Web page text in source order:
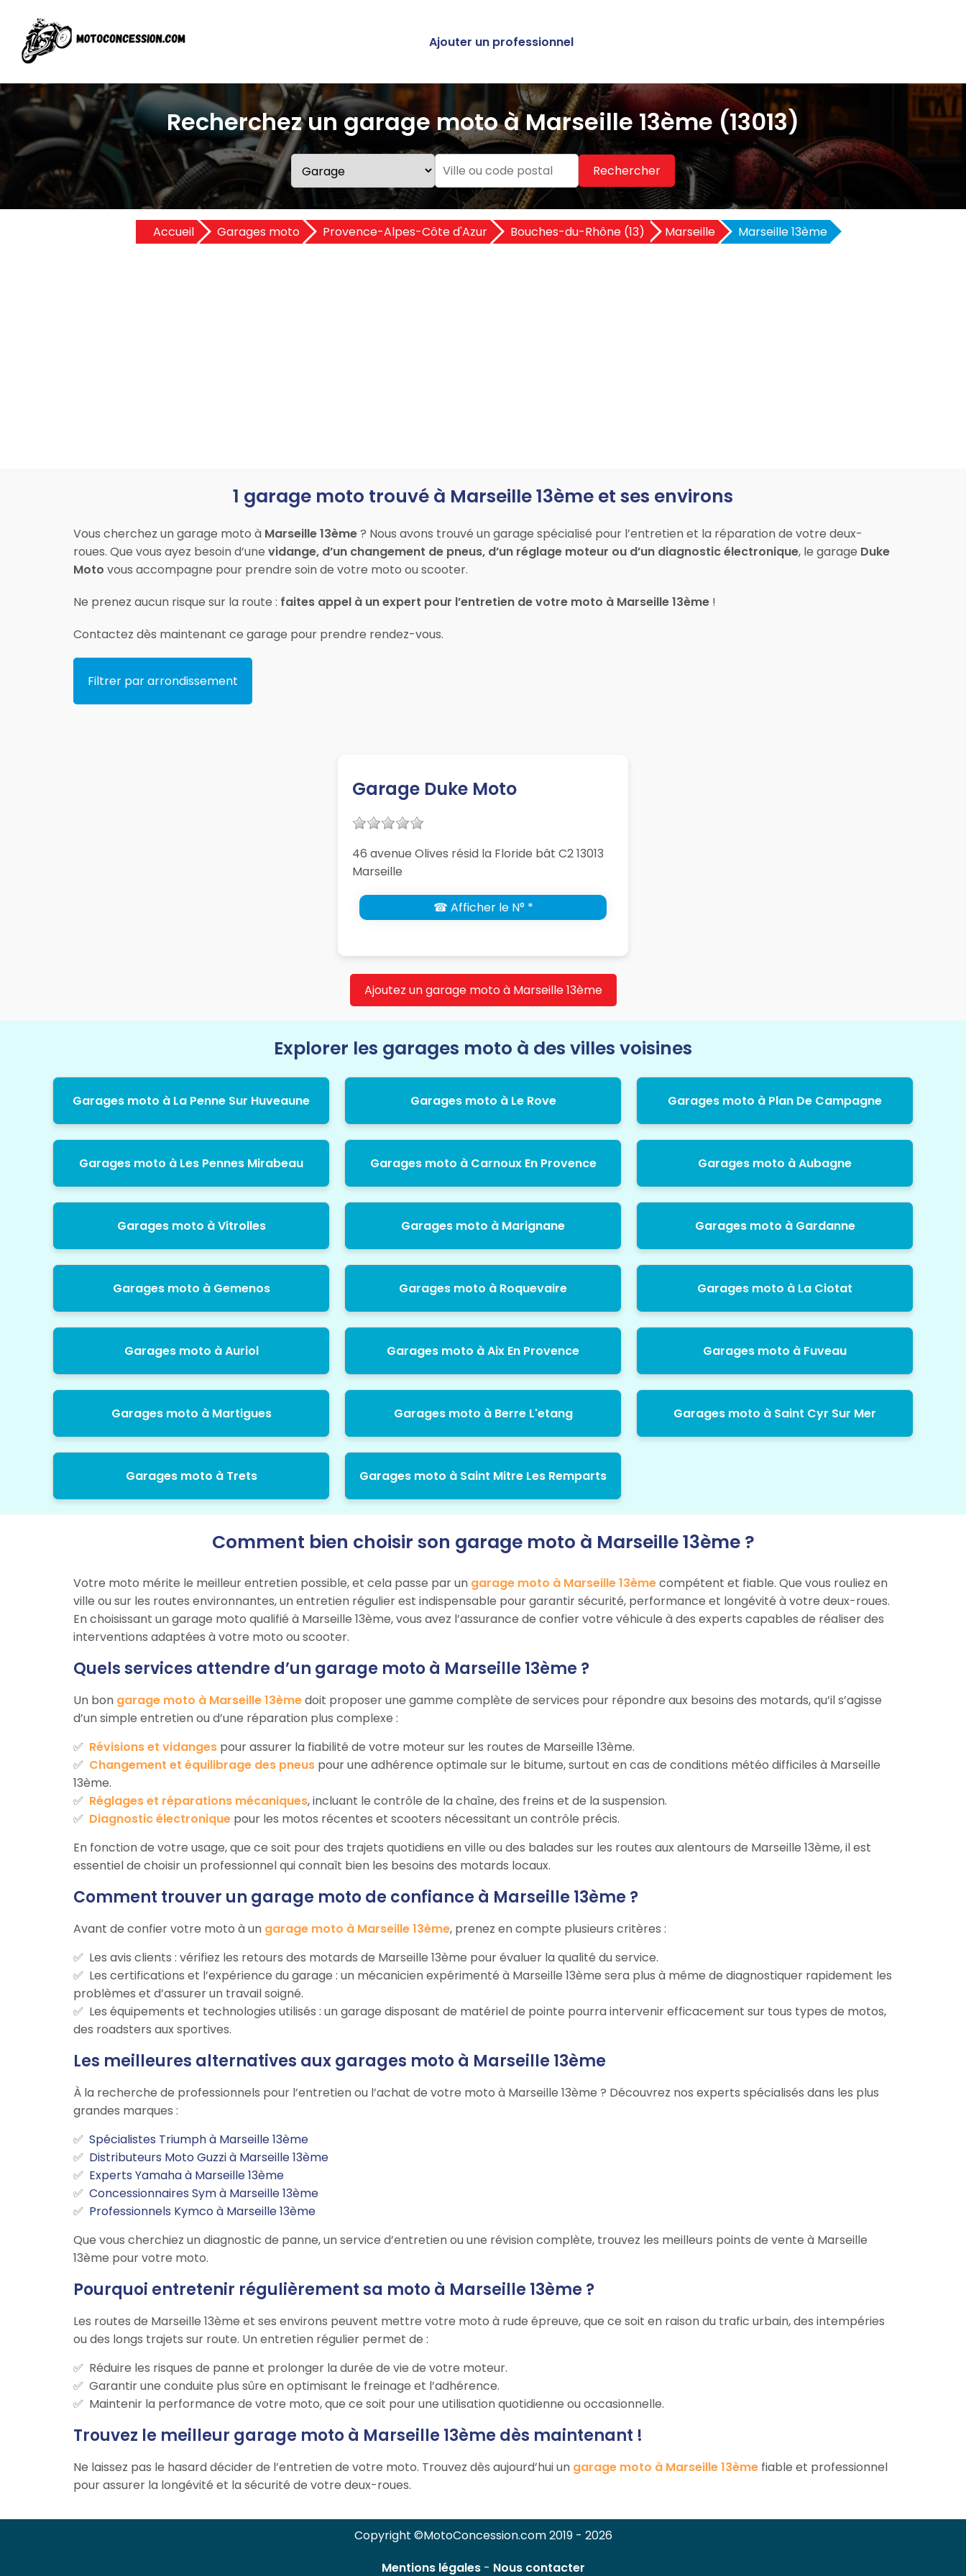
Ajouter un professionnel
Recherchez un garage moto à Marseille 13ème (13013)
Rechercher
Accueil Garages moto Provence-Alpes-Côte d'Azur Bouches-du-Rhône (13) Marseille Marseille 13ème
1 garage moto trouvé à Marseille 13ème et ses environs
Vous cherchez un garage moto à Marseille 13ème? Nous avons trouvé un garage spécialisé pour l’entretien et la réparation de votre deux-
roues. Que vous ayez besoin d’une vidange, d’un changement de pneus, d’un réglage moteur ou d’un diagnostic électronique, le garage Duke
Moto vous accompagne pour prendre soin de votre moto ou scooter.
Ne prenez aucun risque sur la route : faites appel à un expert pour l’entretien de votre moto à Marseille 13ème !
Contactez dès maintenant ce garage pour prendre rendez-vous.
Filtrer par arrondissement
Garage Duke Moto
46 avenue Olives résid la Floride bât C2 13013
Marseille
☎ Afficher le N° *
Ajoutez un garage moto à Marseille 13ème
Explorer les garages moto à des villes voisines
Garages moto à La Penne Sur Huveaune Garages moto à Le Rove Garages moto à Plan De Campagne
Garages moto à Les Pennes Mirabeau Garages moto à Carnoux En Provence Garages moto à Aubagne
Garages moto à Vitrolles Garages moto à Marignane Garages moto à Gardanne
Garages moto à Gemenos Garages moto à Roquevaire Garages moto à La Ciotat
Garages moto à Auriol Garages moto à Aix En Provence Garages moto à Fuveau
Garages moto à Martigues Garages moto à Berre L'etang Garages moto à Saint Cyr Sur Mer
Garages moto à Trets Garages moto à Saint Mitre Les Remparts
Comment bien choisir son garage moto à Marseille 13ème ?
Votre moto mérite le meilleur entretien possible, et cela passe par un garage moto à Marseille 13èmecompétent et fiable. Que vous rouliez en
ville ou sur les routes environnantes, un entretien régulier est indispensable pour garantir sécurité, performance et longévité à votre deux-roues.
En choisissant un garage moto qualifié à Marseille 13ème, vous avez l’assurance de confier votre véhicule à des experts capables de réaliser des
interventions adaptées à votre moto ou scooter.
Quels services attendre d’un garage moto à Marseille 13ème ?
Un bon garage moto à Marseille 13èmedoit proposer une gamme complète de services pour répondre aux besoins des motards, qu’il s’agisse
d’un simple entretien ou d’une réparation plus complexe :
Révisions et vidanges pour assurer la fiabilité de votre moteur sur les routes de Marseille 13ème.
Changement et équilibrage des pneus pour une adhérence optimale sur le bitume, surtout en cas de conditions météo difficiles à Marseille
13ème.
Réglages et réparations mécaniques, incluant le contrôle de la chaîne, des freins et de la suspension.
Diagnostic électronique pour les motos récentes et scooters nécessitant un contrôle précis.
En fonction de votre usage, que ce soit pour des trajets quotidiens en ville ou des balades sur les routes aux alentours de Marseille 13ème, il est
essentiel de choisir un professionnel qui connaît bien les besoins des motards locaux.
Comment trouver un garage moto de confiance à Marseille 13ème ?
Avant de confier votre moto à un garage moto à Marseille 13ème, prenez en compte plusieurs critères :
Les avis clients : vérifiez les retours des motards de Marseille 13ème pour évaluer la qualité du service.
Les certifications et l’expérience du garage : un mécanicien expérimenté à Marseille 13ème sera plus à même de diagnostiquer rapidement les
problèmes et d’assurer un travail soigné.
Les équipements et technologies utilisés : un garage disposant de matériel de pointe pourra intervenir efficacement sur tous types de motos,
des roadsters aux sportives.
Les meilleures alternatives aux garages moto à Marseille 13ème
À la recherche de professionnels pour l’entretien ou l’achat de votre moto à Marseille 13ème ? Découvrez nos experts spécialisés dans les plus
grandes marques :
Spécialistes Triumph à Marseille 13ème
Distributeurs Moto Guzzi à Marseille 13ème
Experts Yamaha à Marseille 13ème
Concessionnaires Sym à Marseille 13ème
Professionnels Kymco à Marseille 13ème
Que vous cherchiez un diagnostic de panne, un service d’entretien ou une révision complète, trouvez les meilleurs points de vente à Marseille
13ème pour votre moto.
Pourquoi entretenir régulièrement sa moto à Marseille 13ème ?
Les routes de Marseille 13ème et ses environs peuvent mettre votre moto à rude épreuve, que ce soit en raison du trafic urbain, des intempéries
ou des longs trajets sur route. Un entretien régulier permet de :
Réduire les risques de panne et prolonger la durée de vie de votre moteur.
Garantir une conduite plus sûre en optimisant le freinage et l’adhérence.
Maintenir la performance de votre moto, que ce soit pour une utilisation quotidienne ou occasionnelle.
Trouvez le meilleur garage moto à Marseille 13ème dès maintenant !
Ne laissez pas le hasard décider de l’entretien de votre moto. Trouvez dès aujourd’hui un garage moto à Marseille 13ème fiable et professionnel
pour assurer la longévité et la sécurité de votre deux-roues.
Copyright ©MotoConcession.com 2019 - 2026
Mentions légales- Nous contacter